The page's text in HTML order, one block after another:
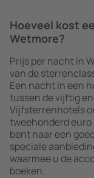
Hoeveel kost
Wetmore?
Prijs per nacht in
van de
Een nacht in een
tussen de vijftig
Vijfsterrenhotels
tweehonderd euro
bent naar een
speciale
waarmee u de
boeken.